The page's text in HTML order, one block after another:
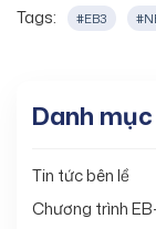
Tags: #EB3
Danh
Tin tức bên lề
Chương trình